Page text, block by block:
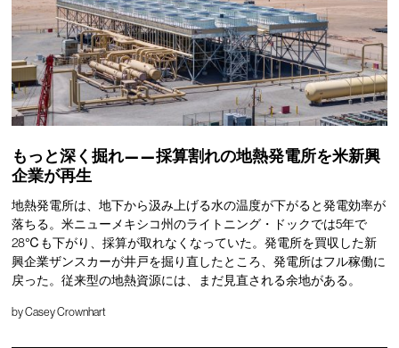
もっと深く掘れ——採算割れの地熱発電所を米新興
企業が再生
地熱発電所は、地下から汲み上げる水の温度が下がると発電効率が
落ちる。米ニューメキシコ州のライトニング・ドックでは5年で
28℃も下がり、採算が取れなくなっていた。発電所を買収した新
興企業ザンスカーが井戸を掘り直したところ、発電所はフル稼働に
戻った。従来型の地熱資源には、まだ見直される余地がある。
byCasey Crownhart